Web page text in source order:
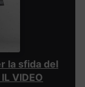
la sfida del
VIDEO